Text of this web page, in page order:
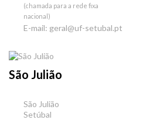
(chamada para a rede fixa
nacional)
E-mail: geral@uf-setubal.pt
São Julião
São Julião
Setúbal